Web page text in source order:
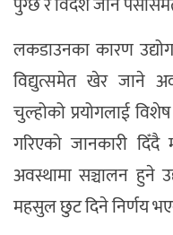
लकडाउनका कारण
विद्युत्समेत खेर जाने
चुल्होको प्रयोगलाई
गरिएको जानकारी दिँदै
अवस्थामा सञ्चालन हुने
महसुल छुट दिने निर्णय